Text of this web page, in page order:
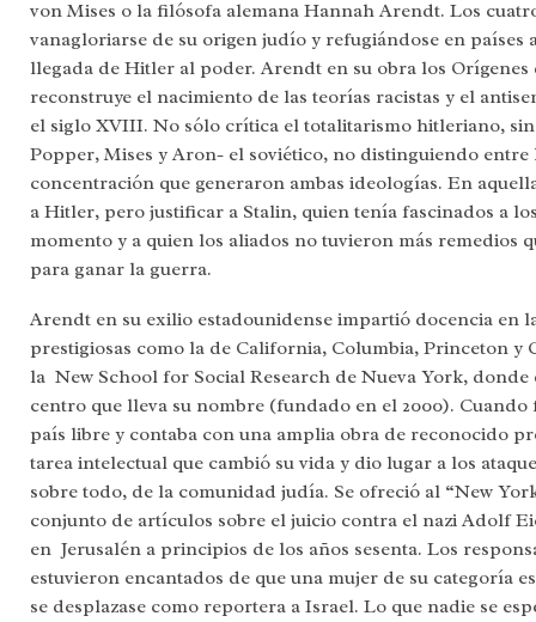
von Mises o la filósofa alemana Hannah Arendt. Los
vanagloriarse de su origen judío y refugiándose en países
llegada de Hitler al poder. Arendt en su obra los Orígenes
reconstruye el nacimiento de las teorías racistas y el
el siglo XVIII. No sólo crítica el totalitarismo hitleriano,
Popper, Mises y Aron- el soviético, no distinguiendo entre
concentración que generaron ambas ideologías. En
a Hitler, pero justificar a Stalin, quien tenía fascinados a
momento y a quien los aliados no tuvieron más remedios
para ganar la guerra.
Arendt en su exilio estadounidense impartió docencia en
prestigiosas como la de California, Columbia, Princeton y
la New School for Social Research de Nueva York, donde
centro que lleva su nombre (fundado en el 2000).
país libre y contaba con una amplia obra de reconocido
tarea intelectual que cambió su vida y dio lugar a los
sobre todo, de la comunidad judía. Se ofreció al “New
conjunto de artículos sobre el juicio contra el nazi Adolf
en Jerusalén a principios de los años sesenta. Los
estuvieron encantados de que una mujer de su categoría
se desplazase como reportera a Israel. Lo que nadie se